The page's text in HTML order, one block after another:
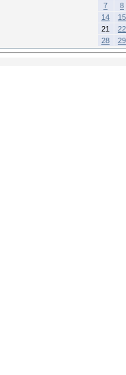
7
8
14
15
21
22
28
29